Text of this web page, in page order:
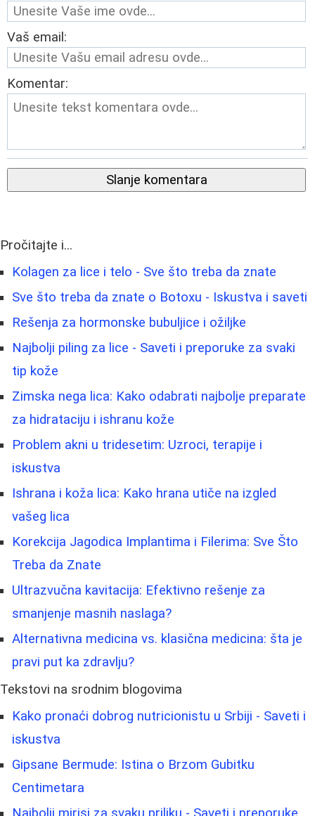
Vaš email:
Komentar:
Slanje komentara
Pročitajte i...
Kolagen za lice i telo - Sve što treba da znate
Sve što treba da znate o Botoxu - Iskustva i saveti
Rešenja za hormonske bubuljice i ožiljke
Najbolji piling za lice - Saveti i preporuke za svaki
tip kože
Zimska nega lica: Kako odabrati najbolje preparate
za hidrataciju i ishranu kože
Problem akni u tridesetim: Uzroci, terapije i
iskustva
Ishrana i koža lica: Kako hrana utiče na izgled
vašeg lica
Korekcija Jagodica Implantima i Filerima: Sve Što
Treba da Znate
Ultrazvučna kavitacija: Efektivno rešenje za
smanjenje masnih naslaga?
Alternativna medicina vs. klasična medicina: šta je
pravi put ka zdravlju?
Tekstovi na srodnim blogovima
Kako pronaći dobrog nutricionistu u Srbiji - Saveti i
iskustva
Gipsane Bermude: Istina o Brzom Gubitku
Centimetara